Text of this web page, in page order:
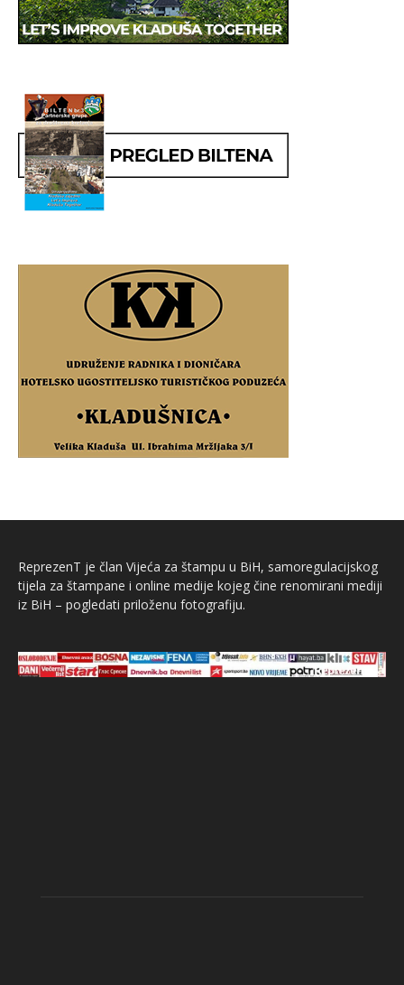
ReprezenT je član Vijeća za štampu u BiH, samoregulacijskog
tijela za štampane i online medije kojeg čine renomirani mediji
iz BiH – pogledati priloženu fotografiju.